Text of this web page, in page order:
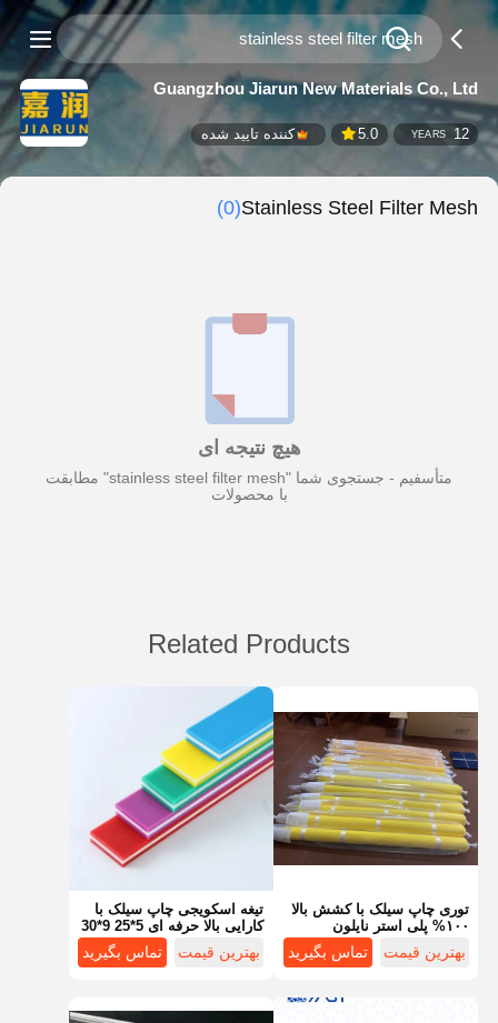
Guangzhou Jiarun New Materials Co., Ltd
12
YEARS
5.0 کننده تایید شده
Stainless Steel Filter Mesh
(0)
هیچ نتیجه ای
متأسفیم - جستجوی شما "stainless steel filter mesh" مطابقت
با محصولات
Related Products
تیغه اسکویجی چاپ سیلک با
کارایی بالا حرفه ای 5*25 9*30
بهترین قیمت تماس بگیرید
توری چاپ سیلک با کشش بالا
۱۰۰% پلی استر نایلون
ابریشمی با کشش کم
بهترین قیمت تماس بگیرید